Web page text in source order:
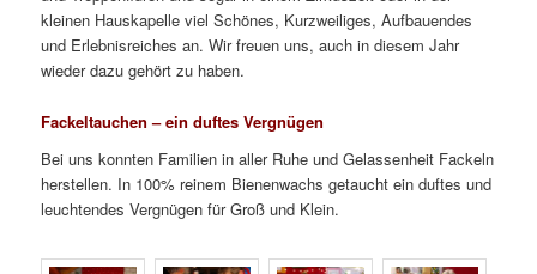
kleinen Hauskapelle viel Schönes, Kurzweiliges, Aufbauendes
und Erlebnisreiches an. Wir freuen uns, auch in diesem Jahr
wieder dazu gehört zu haben.
Fackeltauchen – ein duftes Vergnügen
Bei uns konnten Familien in aller Ruhe und Gelassenheit Fackeln
herstellen. In 100% reinem Bienenwachs getaucht ein duftes und
leuchtendes Vergnügen für Groß und Klein.